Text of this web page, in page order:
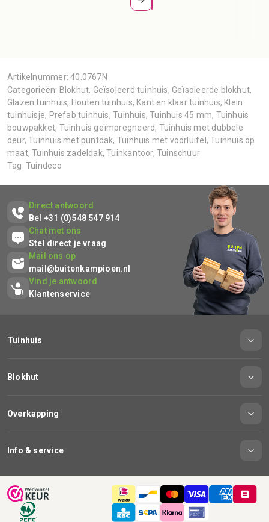
Artikelnummer:40.0767N
Categorieën: Blokhut, Geïsoleerd tuinhuis, Geïsoleerde blokhut,
Glazen tuinhuis, Houten tuinhuis, Kant en klaar tuinhuis, Klein
tuinhuisje, Prefab tuinhuis,Tuinhuis,Tuinhuis 45 mm, Tuinhuis
bouwpakket, Tuinhuis geïmpregneerd, Tuinhuis met dubbele
deur,Tuinhuis met puntdak, Tuinhuis met voorluifel ,Tuinhuis op
maat,Tuinhuis zadeldak,Tuinkantoor, Tuinschuur
Tag:Tuindeco
Direct antwoord
Bel +31 (0)548 547 914
Chat met ons
Stel direct je vraag
Mail ons op
mail@buitenkampioen.nl
Vind je antwoord
Klantenservice
Tuinhuis
Blokhut
Overkapping
Info & service